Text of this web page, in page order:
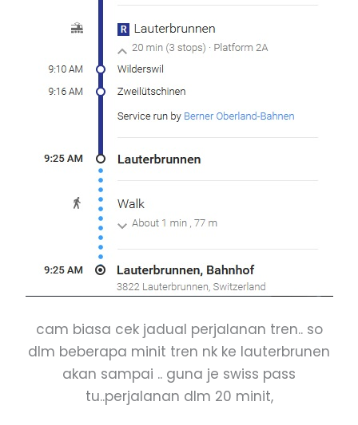
cam biasa cek jadual perjalanan tren.. so
dlm beberapa minit tren nk ke lauterbrunen
akan sampai .. guna je swiss pass
tu..perjalanan dlm 20 minit,